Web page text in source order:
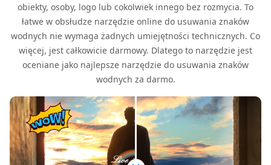
obiekty, osoby, logo lub cokolwiek innego bez rozmycia. To
łatwe w obsłudze narzędzie online do usuwania znaków
wodnych nie wymaga żadnych umiejętności technicznych. Co
więcej, jest całkowicie darmowy. Dlatego to narzędzie jest
oceniane jako najlepsze narzędzie do usuwania znaków
wodnych za darmo.